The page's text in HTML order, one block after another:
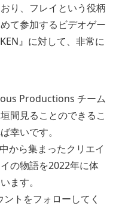
り、フレイという役柄
て参加するビデオゲー
』に対して、非常に
Productions チーム
間見ることのできるこ
幸いです。
から集まったクリエイ
の物語を2022年に体
ます。
トをフォローしてく